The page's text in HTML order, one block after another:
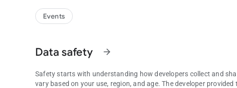
✅ Party-Bilder der letzten Nacht direkt in der App
✅ News aus dem Filmcasino
Events
Data safety arrow_forward
Safety starts with understanding how developers collect and
vary based on your use, region, and age. The developer